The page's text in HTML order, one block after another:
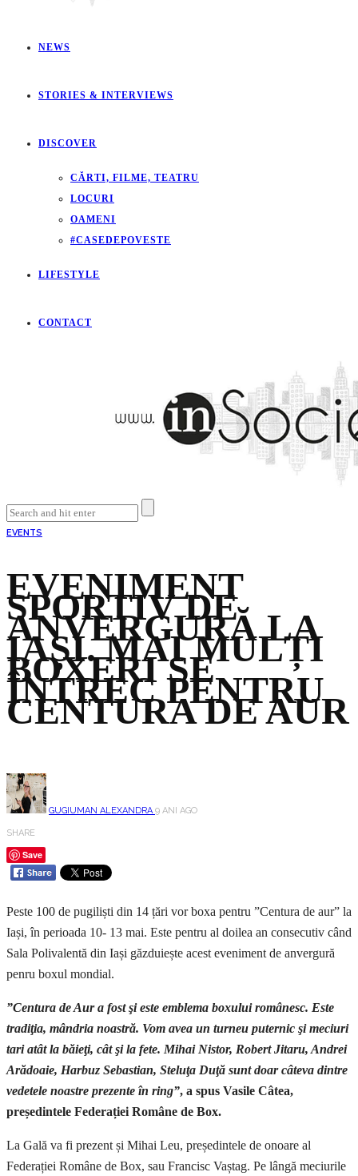
NEWS
STORIES & INTERVIEWS
DISCOVER
CĂRTI, FILME, TEATRU
LOCURI
OAMENI
#CASEDEPOVESTE
LIFESTYLE
CONTACT
EVENTS
EVENIMENT
SPORTIV DE
ANVERGURĂ LA
IAȘI. MAI MULȚI
BOXERI SE
ÎNTREC PENTRU
CENTURA DE AUR
GUGIUMAN ALEXANDRA9 ANI AGO
SHARE
Save
Peste 100 de pugiliști din 14 țări vor boxa pentru ”Centura de aur” la
Iași, în perioada 10- 13 mai. Este pentru al doilea an consecutiv când
Sala Polivalentă din Iași găzduiește acest eveniment de anvergură
penru boxul mondial.
”Centura de Aur a fost şi este emblema boxului românesc. Este
tradiţia, mândria noastră. Vom avea un turneu puternic şi meciuri
tari atât la băieţi, cât şi la fete. Mihai Nistor, Robert Jitaru, Andrei
Arădoaie, Harbuz Sebastian, Steluţa Duţă sunt doar câteva dintre
vedetele noastre prezente în ring”, a spus Vasile Câtea,
președintele Federației Române de Box.
La Gală va fi prezent și Mihai Leu, președintele de onoare al
Federației Române de Box, sau Francisc Vaștag. Pe lângă meciurile